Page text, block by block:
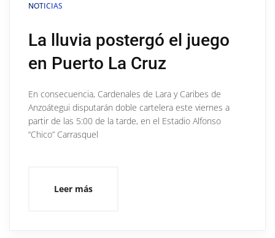
NOTICIAS
La lluvia postergó el juego
en Puerto La Cruz
En consecuencia, Cardenales de Lara y Caribes de
Anzoátegui disputarán doble cartelera este viernes a
partir de las 5:00 de la tarde, en el Estadio Alfonso
“Chico” Carrasquel
Leer más